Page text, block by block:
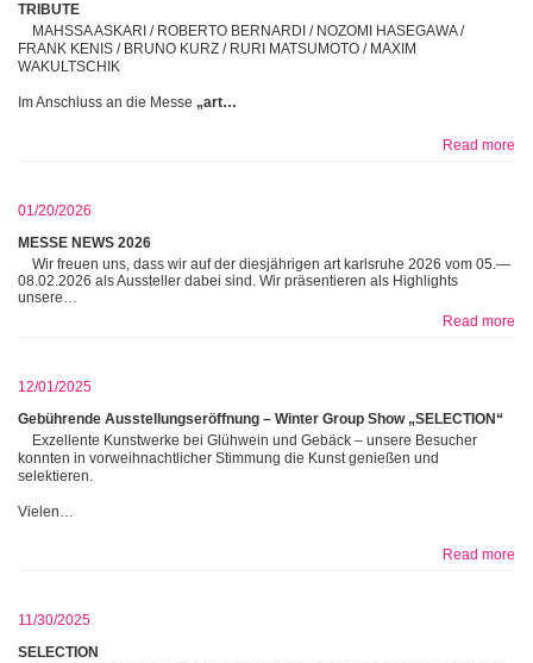
TRIBUTE
MAHSSA ASKARI / ROBERTO BERNARDI / NOZOMI HASEGAWA /
FRANK KENIS / BRUNO KURZ / RURI MATSUMOTO / MAXIM
WAKULTSCHIK
Im Anschluss an die Messe „art…
Read more
01/20/2026
MESSE NEWS 2026
Wir freuen uns, dass wir auf der diesjährigen art karlsruhe 2026 vom 05.—
08.02.2026 als Aussteller dabei sind. Wir präsentieren als Highlights
unsere…
Read more
12/01/2025
Gebührende Ausstellungseröffnung – Winter Group Show „SELECTION“
Exzellente Kunstwerke bei Glühwein und Gebäck – unsere Besucher
konnten in vorweihnachtlicher Stimmung die Kunst genießen und
selektieren.
Vielen…
Read more
11/30/2025
SELECTION